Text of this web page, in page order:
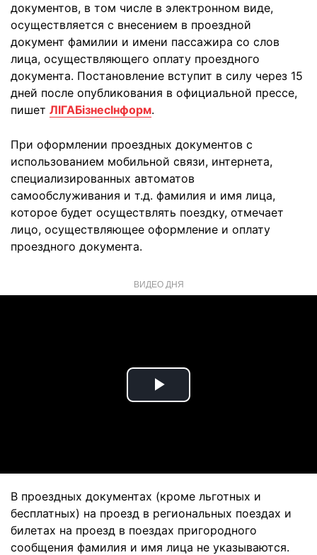
документов, в том числе в электронном виде,
осуществляется с внесением в проездной
документ фамилии и имени пассажира со слов
лица, осуществляющего оплату проездного
документа. Постановление вступит в силу через 15
дней после опубликования в официальной прессе,
пишет ЛІГАБізнесІнформ.
При оформлении проездных документов с
использованием мобильной связи, интернета,
специализированных автоматов
самообслуживания и т.д. фамилия и имя лица,
которое будет осуществлять поездку, отмечает
лицо, осуществляющее оформление и оплату
проездного документа.
ВИДЕО ДНЯ
Play
В проездных документах (кроме льготных и
бесплатных) на проезд в региональных поездах и
билетах на проезд в поездах пригородного
сообщения фамилия и имя лица не указываются.